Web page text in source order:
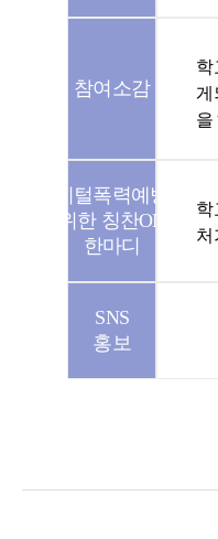
참여소감
학
게
을
디지털폭력예방을
위한 칭찬ON
한마디
학
처
SNS
홍보